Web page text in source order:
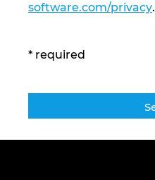
software.com/privacy.
* required
Словакия
Словения